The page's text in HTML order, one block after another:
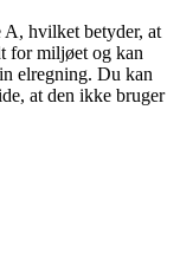
A, hvilket betyder, at
for miljøet og kan
elregning. Du kan
at den ikke bruger